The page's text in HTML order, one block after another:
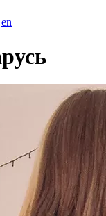
en